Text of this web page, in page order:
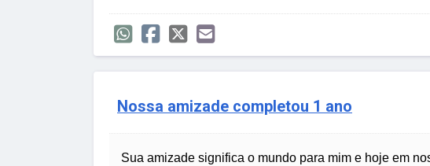
Nossa amizade completou 1 ano
Sua amizade significa o mundo para mim e hoje em